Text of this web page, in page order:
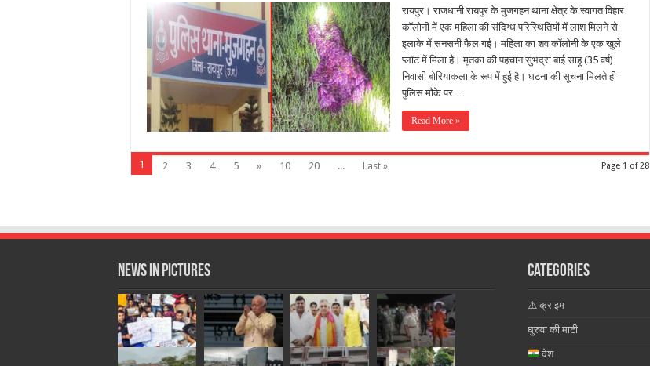
रायपुर। राजधानी रायपुर के मुजगहन थाना क्षेत्र के स्वागत विहार
कॉलोनी में एक महिला की संदिग्ध परिस्थितियों में लाश मिलने से
इलाके में सनसनी फैल गई। महिला का शव कॉलोनी के एक खुले
प्लॉट में मिला है। मृतका की पहचान सुभद्रा बाई साहू (35 वर्ष)
निवासी बोरियाकला के रूप में हुई है। घटना की सूचना मिलते ही
पुलिस मौके पर …
Read More »
Page 1 of 28
1 2 3 4 5 » 10 20 ... Last »
News in Pictures Categories
⚠️ क्राइम
घुरुवा की माटी
देश